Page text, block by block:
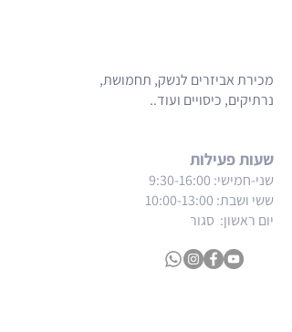
מכירת אביזרים לנשק, תחמושת,
נרתיקים, כיסויים ועוד..
שעות פעילות
שני-חמישי: 9:30-16:00
ששי ושבת: 10:00-13:00
יום ראשון: סגור